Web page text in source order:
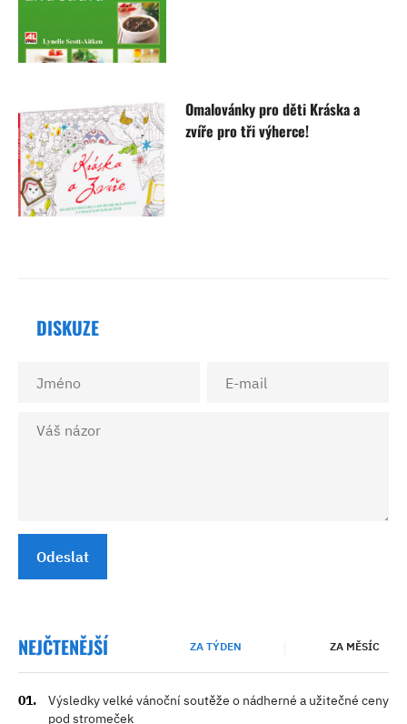
Omalovánky pro děti Kráska a
zvíře pro tři výherce!
DISKUZE
Odeslat
NEJČTENĚJŠÍ ZA TÝDEN ZA MĚSÍC
Výsledky velké vánoční soutěže o nádherné a užitečné ceny
pod stromeček